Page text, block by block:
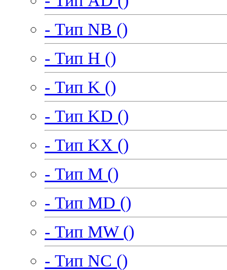
- Тип NB ()
- Тип H ()
- Тип K ()
- Тип KD ()
- Тип KX ()
- Тип M ()
- Тип MD ()
- Тип MW ()
- Тип NC ()